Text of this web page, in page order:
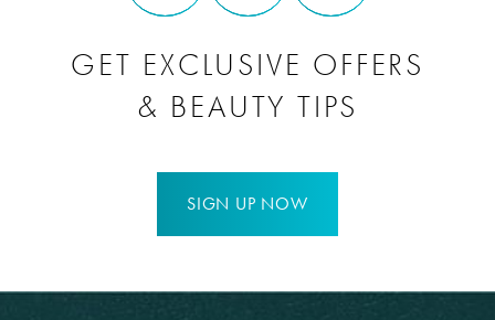
despreocupado para siempre.
Libre de olor
GET EXCLUSIVE OFFERS
& BEAUTY TIPS
SIGN UP NOW